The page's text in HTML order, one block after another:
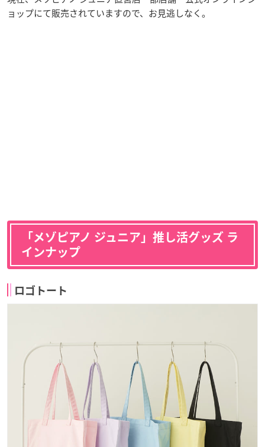
ョップにて販売されていますので、お見逃しなく。
「メゾピアノ ジュニア」推し活グッズ ラ
インナップ
ロゴトート